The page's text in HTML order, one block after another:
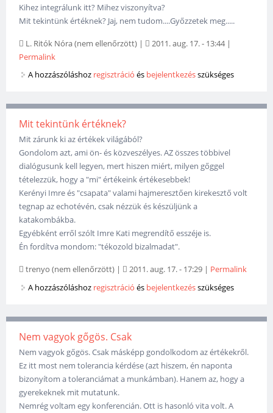
Kihez integrálunk itt? Mihez viszonyítva?
Mit tekintünk értéknek? Jaj, nem tudom....Győzzetek meg.....
L. Ritók Nóra (nem ellenőrzött) | 2011. aug. 17. - 13:44|
Permalink
A hozzászóláshoz regisztráció és bejelentkezésszükséges
Mit tekintünk értéknek?
Mit zárunk ki az értékek világából?
Gondolom azt, ami ön- és közveszélyes. AZ összes többivel
dialógusunk kell legyen, mert hiszen miért, milyen gőggel
tételezzük, hogy a "mi" értékeink értékesebbek!
Kerényi Imre és "csapata" valami hajmeresztően kirekesztő volt
tegnap az echotévén, csak nézzük és készüljünk a
katakombákba.
Egyébként erről szólt Imre Kati megrendítő esszéje is.
Én fordítva mondom: "tékozold bizalmadat".
trenyo (nem ellenőrzött) | 2011. aug. 17. - 17:29 | Permalink
A hozzászóláshoz regisztráció és bejelentkezésszükséges
Nem vagyok gőgös. Csak
Nem vagyok gőgös. Csak másképp gondolkodom az értékekről.
Ez itt most nem tolerancia kérdése (azt hiszem, én naponta
bizonyítom a toleranciámat a munkámban). Hanem az, hogy a
gyerekeknek mit mutatunk.
Nemrég voltam egy konferencián. Ott is hasonló vita volt. A